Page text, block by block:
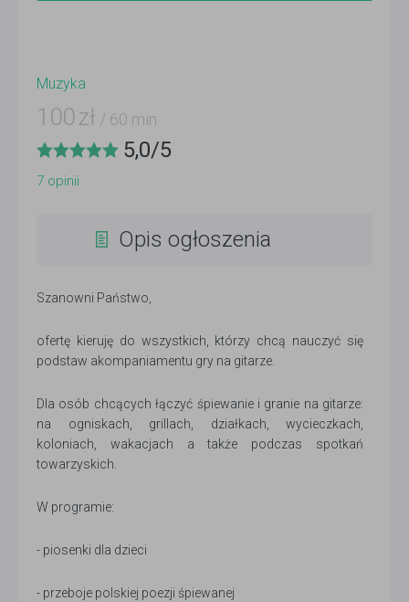
Muzyka
100 zł / 60 min
5,0/5
7 opinii
Opis ogłoszenia
Szanowni Państwo,
ofertę kieruję do wszystkich, którzy chcą nauczyć się
podstaw akompaniamentu gry na gitarze.
Dla osób chcących łączyć śpiewanie i granie na gitarze:
na ogniskach, grillach, działkach, wycieczkach,
koloniach, wakacjach a także podczas spotkań
towarzyskich.
W programie:
- piosenki dla dzieci
- przeboje polskiej poezji śpiewanej